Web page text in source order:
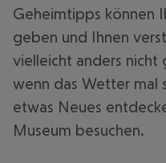
Geheimtipps können
geben und Ihnen
vielleicht anders nicht
wenn das Wetter mal
etwas Neues
Museum besuchen.